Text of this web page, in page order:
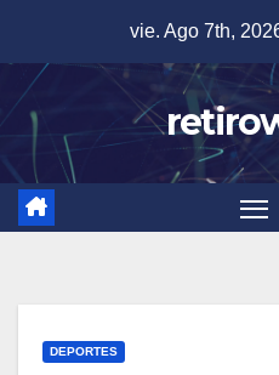
content
vie. Ago 7th,
DEPORTES